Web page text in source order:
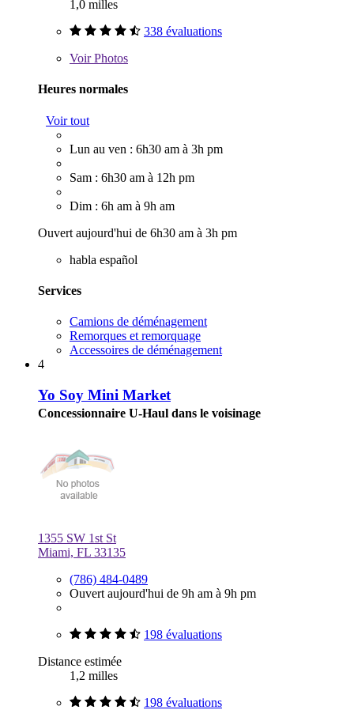
1,0 milles
338 évaluations
VoirPhotos
Heures normales
Voir tout
Lun au ven : 6h30 am à 3h pm
Sam : 6h30 am à 12h pm
Dim : 6h am à 9h am
Ouvert aujourd'hui de 6h30 am à 3h pm
habla español
Services
Camions de déménagement
Remorques et remorquage
Accessoires de déménagement
4
Yo Soy Mini Market
Concessionnaire U-Haul dans le voisinage
1355 SW 1st St
Miami, FL 33135
(786) 484-0489
Ouvert aujourd'hui de 9h am à 9h pm
198 évaluations
Distance estimée
1,2 milles
198 évaluations